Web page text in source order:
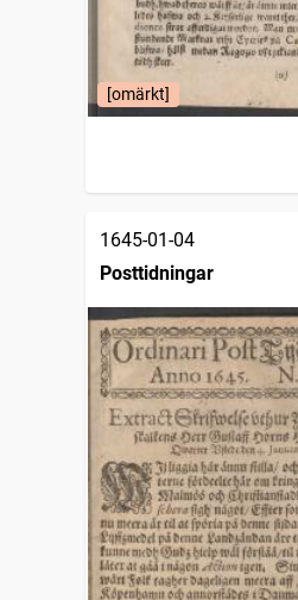
[omärkt]
1645-01-04
Posttidningar